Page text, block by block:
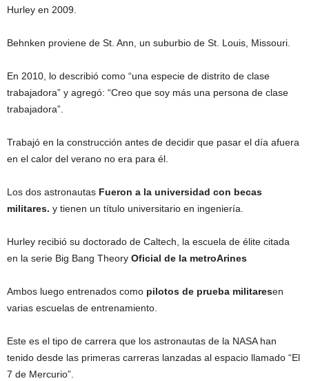
Hurley en 2009.
Behnken proviene de St. Ann, un suburbio de St. Louis, Missouri.
En 2010, lo describió como “una especie de distrito de clase
trabajadora” y agregó: “Creo que soy más una persona de clase
trabajadora”.
Trabajó en la construcción antes de decidir que pasar el día afuera
en el calor del verano no era para él.
Los dos astronautas Fueron a la universidad con becas
militares. y tienen un título universitario en ingeniería.
Hurley recibió su doctorado de Caltech, la escuela de élite citada
en la serie Big Bang Theory Oficial de la metroArines
Ambos luego entrenados como pilotos de prueba militaresen
varias escuelas de entrenamiento.
Este es el tipo de carrera que los astronautas de la NASA han
tenido desde las primeras carreras lanzadas al espacio llamado “El
7 de Mercurio”.